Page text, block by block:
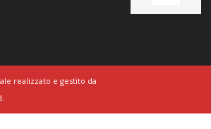
realizzato e gestito da